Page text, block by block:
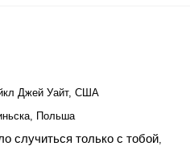
Джей Уайт, США
Польша
случиться только с тобой,